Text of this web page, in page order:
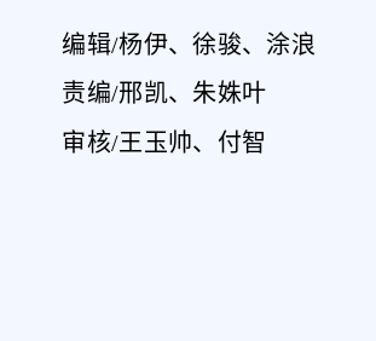
编辑/杨伊、徐骏、涂浪
责编/邢凯、朱姝叶
审核/王玉帅、付智